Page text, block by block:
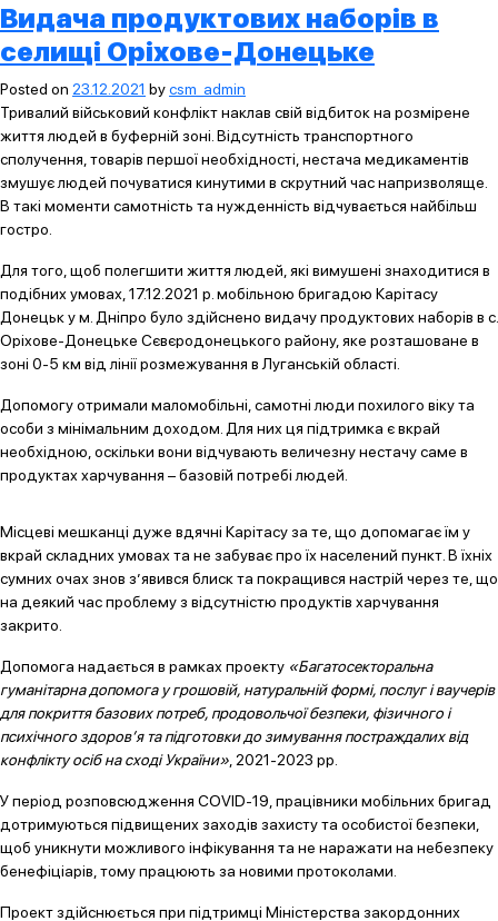
Видача продуктових наборів в
селищі Оріхове-Донецьке
Posted on 23.12.2021 bycsm_admin
Тривалий військовий конфлікт наклав свій відбиток на розмірене
життя людей в буферній зоні. Відсутність транспортного
сполучення, товарів першої необхідності, нестача медикаментів
змушує людей почуватися кинутими в скрутний час напризволяще.
В такі моменти самотність та нужденність відчувається найбільш
гостро.
Для того, щоб полегшити життя людей, які вимушені знаходитися в
подібних умовах, 17.12.2021 р. мобільною бригадою Карітасу
Донецьк у м. Дніпро було здійснено видачу продуктових наборів в с.
Оріхове-Донецьке Сєвєродонецького району, яке розташоване в
зоні 0-5 км від лінії розмежування в Луганській області.
Допомогу отримали маломобільні, самотні люди похилого віку та
особи з мінімальним доходом. Для них ця підтримка є вкрай
необхідною, оскільки вони відчувають величезну нестачу саме в
продуктах харчування – базовій потребі людей.
Місцеві мешканці дуже вдячні Карітасу за те, що допомагає їм у
вкрай складних умовах та не забуває про їх населений пункт. В їхніх
сумних очах знов з’явився блиск та покращився настрій через те, що
на деякий час проблему з відсутністю продуктів харчування
закрито.
Допомога надається в рамках проекту «Багатосекторальна
гуманітарна допомога у грошовій, натуральній формі, послуг і ваучерів
для покриття базових потреб, продовольчої безпеки, фізичного і
психічного здоров’я та підготовки до зимування постраждалих від
конфлікту осіб на сході України» , 2021-2023 рр.
У період розповсюдження COVID-19, працівники мобільних бригад
дотримуються підвищених заходів захисту та особистої безпеки,
щоб уникнути можливого інфікування та не наражати на небезпеку
бенефіціарів, тому працюють за новими протоколами.
Проект здійснюється при підтримці Міністерства закордонних